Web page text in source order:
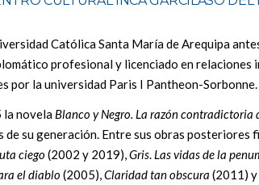
Católica Santa María de Arequipa
profesional y licenciado en relaciones
por la universidad Paris I Pantheon-Sorbonne.
la novela Blanco y Negro. La razón contradictoria
su generación. Entre sus obras posteriores
ciego(2002 y 2019),Gris. Las vidas de la
el diablo(2005),Claridad tan obscura (2011) y